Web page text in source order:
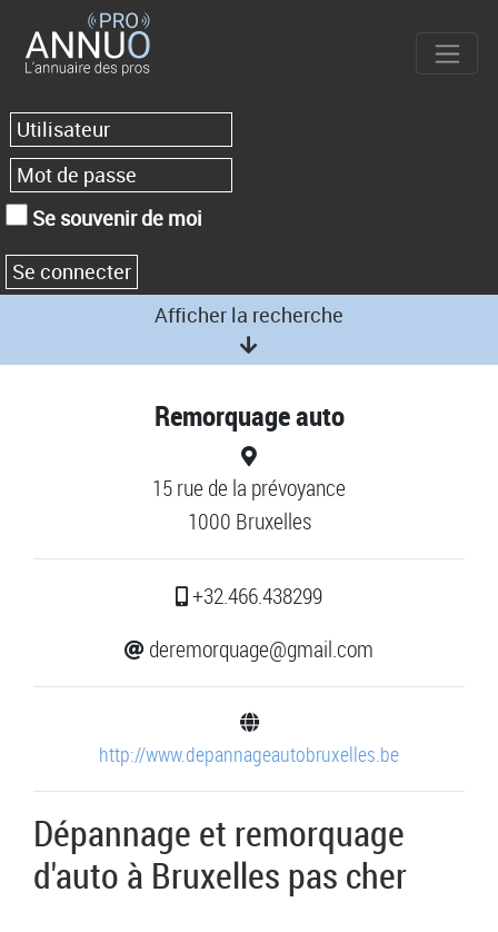
Se souvenir de moi
Afficher la recherche
Remorquage auto
15 rue de la prévoyance
1000 Bruxelles
+32.466.438299
deremorquage@gmail.com
http://www.depannageautobruxelles.be
Dépannage et remorquage
d'auto à Bruxelles pas cher